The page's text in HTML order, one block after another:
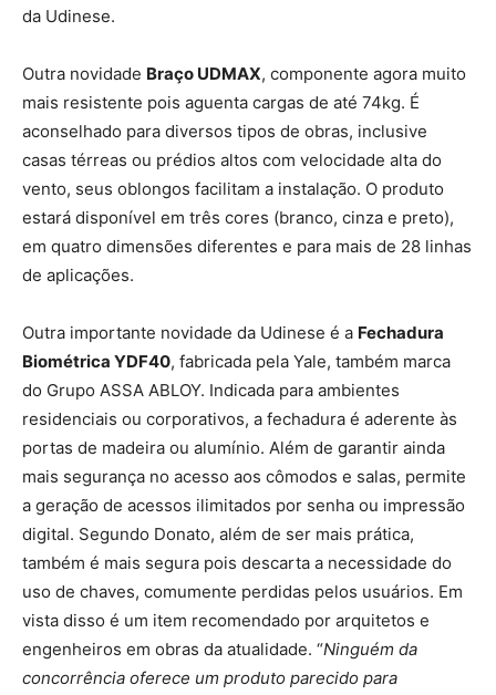
da Udinese.
Outra novidade Braço UDMAX, componente agora muito
mais resistente pois aguenta cargas de até 74kg. É
aconselhado para diversos tipos de obras, inclusive
casas térreas ou prédios altos com velocidade alta do
vento, seus oblongos facilitam a instalação. O produto
estará disponível em três cores (branco, cinza e preto),
em quatro dimensões diferentes e para mais de 28 linhas
de aplicações.
Outra importante novidade da Udinese é a Fechadura
Biométrica YDF40, fabricada pela Yale, também marca
do Grupo ASSA ABLOY. Indicada para ambientes
residenciais ou corporativos, a fechadura é aderente às
portas de madeira ou alumínio. Além de garantir ainda
mais segurança no acesso aos cômodos e salas, permite
a geração de acessos ilimitados por senha ou impressão
digital. Segundo Donato, além de ser mais prática,
também é mais segura pois descarta a necessidade do
uso de chaves, comumente perdidas pelos usuários. Em
vista disso é um item recomendado por arquitetos e
engenheiros em obras da atualidade. “Ninguém da
concorrência oferece um produto parecido para